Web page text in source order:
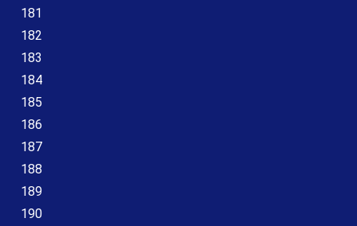
181
182
183
184
185
186
187
188
189
190